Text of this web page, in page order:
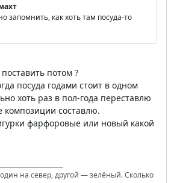
запомнить, как хоть там посуда-то
потом ?
посуда годами стоит в одном
хоть раз в пол-года переставлю
композиции составлю.
фарфоровые или новый какой
на север, другой — зелёный. Сколько